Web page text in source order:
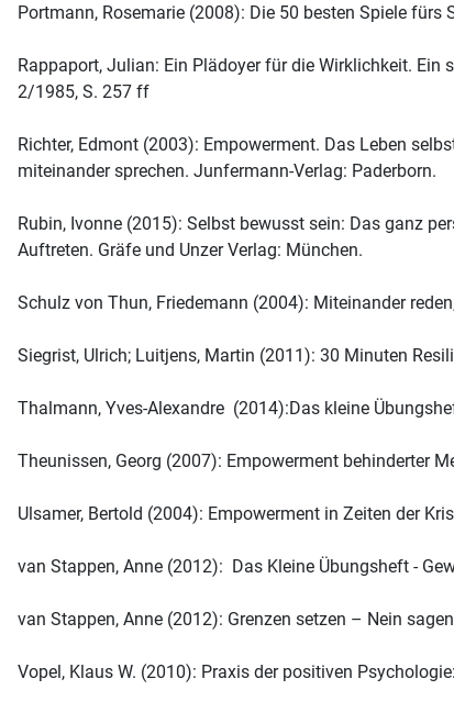
Portmann, Rosemarie (2008): Die 50 besten Spiele
Rappaport, Julian: Ein Plädoyer für die Wirklichkeit.
2/1985, S. 257 ff
Richter, Edmont (2003): Empowerment. Das Leben
miteinander sprechen. Junfermann-Verlag: Paderborn.
Rubin, Ivonne (2015): Selbst bewusst sein: Das ganz
Auftreten. Gräfe und Unzer Verlag: München.
Schulz von Thun, Friedemann (2004): Miteinander
Siegrist, Ulrich; Luitjens, Martin (2011): 30 Minuten
Thalmann, Yves-Alexandre (2014):Das kleine
Theunissen, Georg (2007): Empowerment behinderter
Ulsamer, Bertold (2004): Empowerment in Zeiten der
van Stappen, Anne (2012): Das Kleine Übungsheft -
van Stappen, Anne (2012): Grenzen setzen – Nein
Vopel, Klaus W. (2010): Praxis der positiven